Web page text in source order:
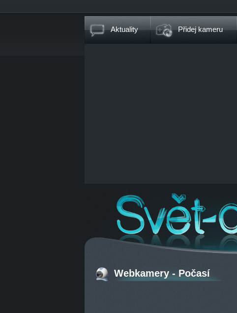
Aktuality Přidej kameru
Webkamery - Počasí